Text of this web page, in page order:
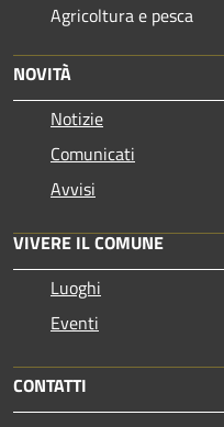
Agricoltura e pesca
NOVITÀ
Notizie
Comunicati
Avvisi
VIVERE IL COMUNE
Luoghi
Eventi
CONTATTI